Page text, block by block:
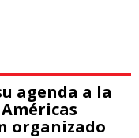
agenda a la
organizado